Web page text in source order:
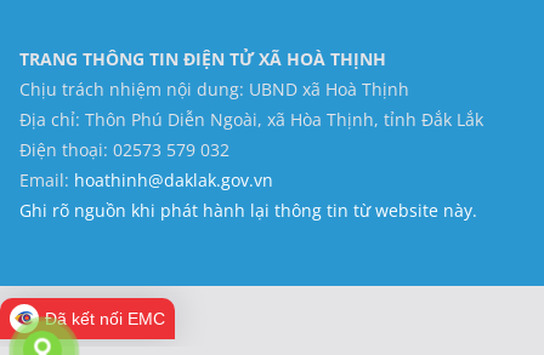
TRANG THÔNG TIN ĐIỆN TỬ XÃ HOÀ THỊNH
Chịu trách nhiệm nội dung: UBND xã Hoà Thịnh
Địa chỉ: Thôn Phú Diễn Ngoài, xã Hòa Thịnh, tỉnh Đắk Lắk
Điện thoại: 02573 579 032
Email: hoathinh@daklak.gov.vn
Ghi rõ nguồn khi phát hành lại thông tin từ website này.
Đã kết nối EMC